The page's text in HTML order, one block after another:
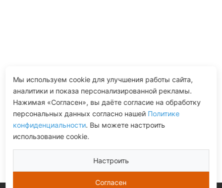
Мы используем cookie для улучшения работы сайта,
аналитики и показа персонализированной рекламы.
Нажимая «Согласен», вы даёте согласие на обработку
персональных данных согласно нашей Политике
конфиденциальности. Вы можете настроить
использование cookie.
Настроить
Согласен